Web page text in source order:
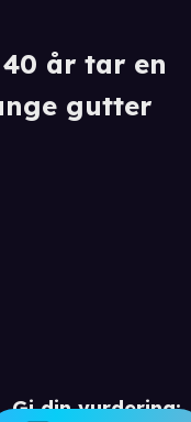
Gi din vurdering:
år tar en
gutter